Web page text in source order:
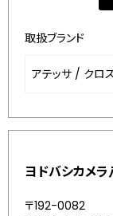
取扱ブランド
アテッサ / クロ
ヨドバシカメ
〒192-0082